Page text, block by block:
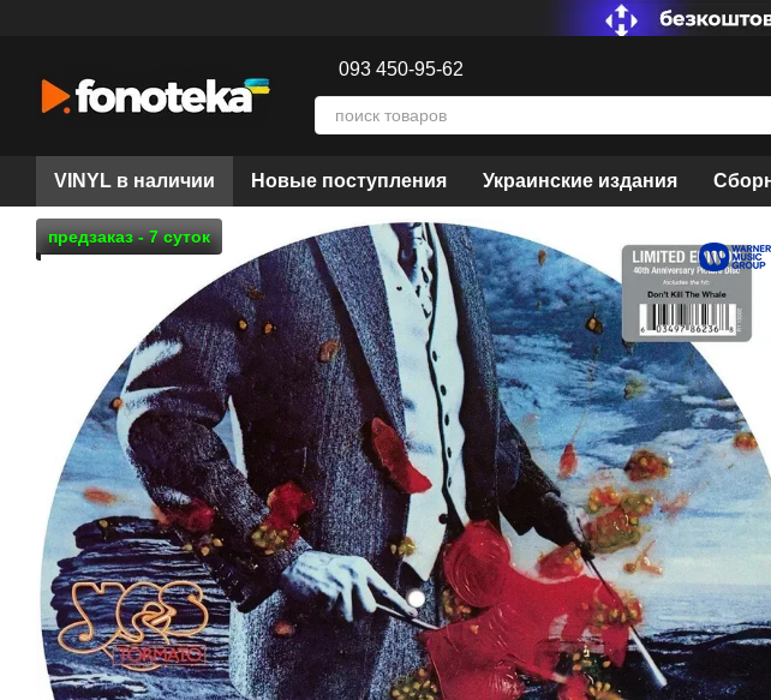
093 450-95-62
VINYL в наличии Новые поступления Украинские издания
предзаказ - 7 суток